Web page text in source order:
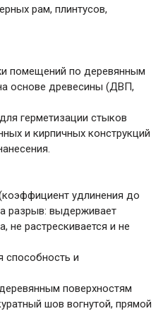
рам, плинтусов,
помещений по деревянным
основе древесины (ДВП,
герметизации стыков
и кирпичных конструкций
удлинения до
разрыв: выдерживает
не растрескивается и не
способность и
поверхностям
шов вогнутой, прямой